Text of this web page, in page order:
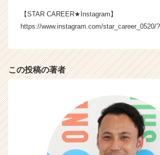
【STAR CAREER★Instagram】
https://www.instagram.com/star_career_0520/
この投稿の著者